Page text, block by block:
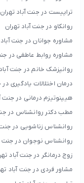
تراپیست در جنت آباد تهران
روانکاو در جنت آباد تهران
مشاوره جوانان در جنت آباد
مشاوره روابط عاطفی در
روانپزشک خانم در جنت آباد
درمان اختلالات یادگیری در
هیپنوتیزم درمانی در جنت
مطب دکتر روانشناس در
روانشناس زناشویی در جنت
روانشناس نوجوان در جنت
زوج درمانگر در جنت آباد
مشاور فردی در جنت آباد